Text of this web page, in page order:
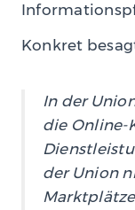
Konkret
In der
die Online-
der Union